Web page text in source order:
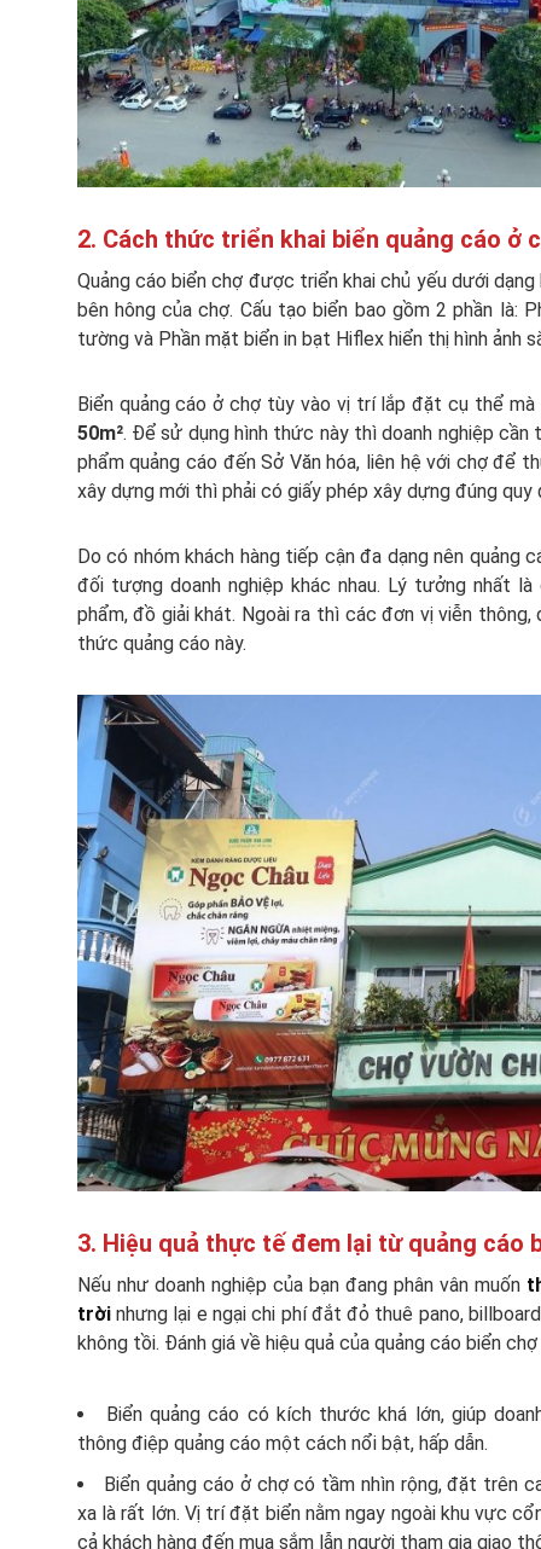
2. Cách thức triển khai biển quảng cáo ở
Quảng cáo biển chợ được triển khai chủ yếu dưới
bên hông của chợ. Cấu tạo biển bao gồm 2 phần là:
tường và Phần mặt biển in bạt Hiflex hiển thị hình ảnh
Biển quảng cáo ở chợ tùy vào vị trí lắp đặt cụ thể
50m². Để sử dụng hình thức này thì doanh nghiệp
phẩm quảng cáo đến Sở Văn hóa, liên hệ với chợ để
xây dựng mới thì phải có giấy phép xây dựng đúng quy
Do có nhóm khách hàng tiếp cận đa dạng nên quảng
đối tượng doanh nghiệp khác nhau. Lý tưởng nhất
phẩm, đồ giải khát. Ngoài ra thì các đơn vị viễn
thức quảng cáo này.
3. Hiệu quả thực tế đem lại từ quảng cáo
Nếu như doanh nghiệp của bạn đang phân vân muốn
trờinhưng lại e ngại chi phí đắt đỏ thuê pano,
không tồi. Đánh giá về hiệu quả của quảng cáo biển
Biển quảng cáo có kích thước khá lớn, giúp
thông điệp quảng cáo một cách nổi bật, hấp dẫn.
Biển quảng cáo ở chợ có tầm nhìn rộng, đặt trên
xa là rất lớn. Vị trí đặt biển nằm ngay ngoài khu vực
cả khách hàng đến mua sắm lẫn người tham gia giao